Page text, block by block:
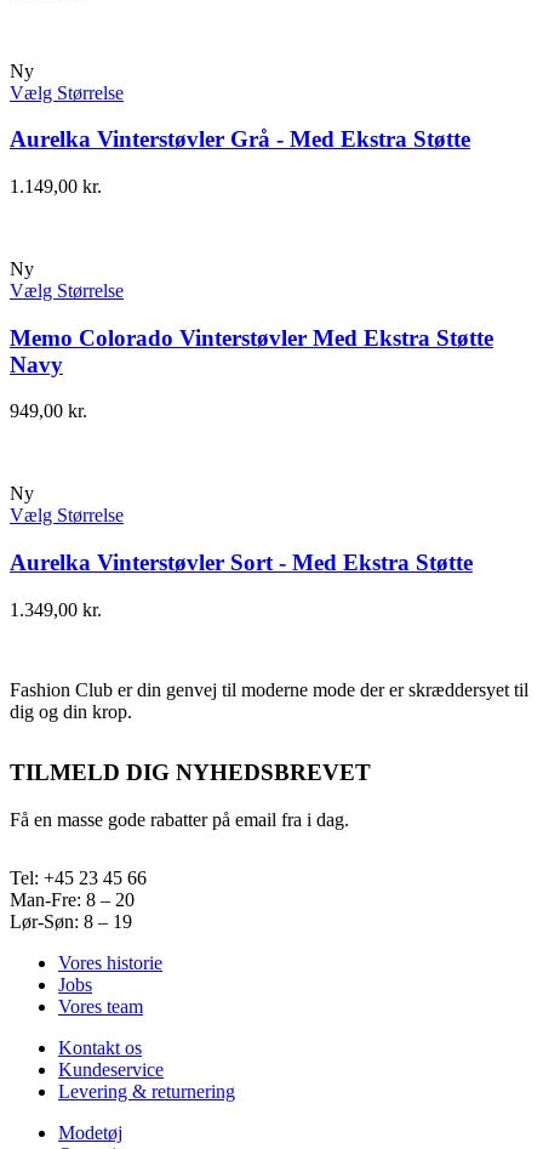
Ny
Vælg Størrelse
Aurelka Vinterstøvler Grå - Med Ekstra Støtte
1.149,00 kr.
Ny
Vælg Størrelse
Memo Colorado Vinterstøvler Med Ekstra Støtte
Navy
949,00 kr.
Ny
Vælg Størrelse
Aurelka Vinterstøvler Sort - Med Ekstra Støtte
1.349,00 kr.
Fashion Club er din genvej til moderne mode der er skræddersyet til
dig og din krop.
TILMELD DIG NYHEDSBREVET
Få en masse gode rabatter på email fra i dag.
Tel: +45 23 45 66
Man-Fre: 8 – 20
Lør-Søn: 8 – 19
Vores historie
Jobs
Vores team
Kontakt os
Kundeservice
Levering & returnering
Modetøj